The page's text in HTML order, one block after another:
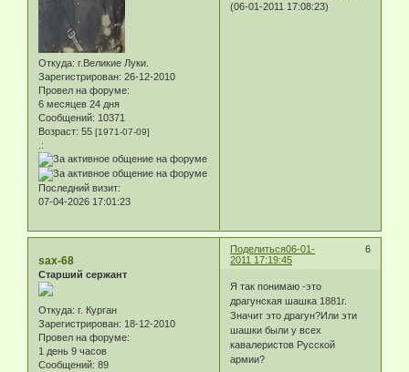
Откуда: г.Великие Луки.
Зарегистрирован: 26-12-2010
Провел на форуме:
6 месяцев 24 дня
Сообщений: 10371
Возраст: 55 [1971-07-09]
.:
Последний визит:
07-04-2026 17:01:23
(06-01-2011 17:08:23)
Поделиться 6
06-01-
2011 17:19:45
sax-68
Старший сержант
Откуда: г. Курган
Зарегистрирован: 18-12-2010
Провел на форуме:
1 день 9 часов
Сообщений: 89
Я так понимаю -это
драгунская шашка 1881г.
Значит это драгун?Или эти
шашки были у всех
кавалеристов Русской
армии?